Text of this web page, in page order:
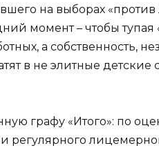
на выборах
момент – чтобы
а собственность,
в не элитные
графу «Итого»: по
и регулярного